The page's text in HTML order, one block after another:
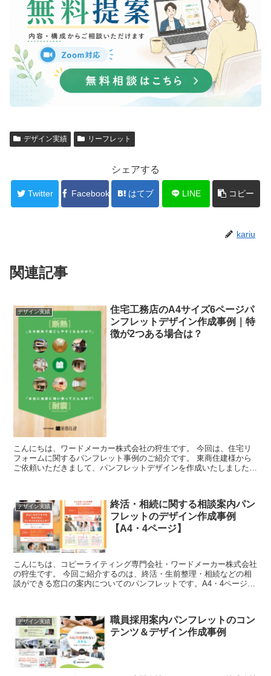
デザイン実績 リーフレット
シェアする
Twitter Facebook はてブ LINE コピー
kariu
関連記事
デザイン実績
住宅工務店のA4サイズ6ページパ
ンフレットデザイン作成事例｜特
徴が2つある場合は？
こんにちは、ワードメーカー株式会社の狩生です。 今回は、住宅リ
フォームに関するパンフレット事例のご紹介です。 東商住建様から
ご依頼いただきまして、パンフレットデザインを作成いたしました。
デザイン実績
終活・相続に関する相談案内パン
フレットのデザイン作成事例
【A4・4ページ】
こんにちは、コピーライティング専門会社・ワードメーカー株式会社
の狩生です。 今回ご紹介するのは、終活・生前整理・相続などの相
談ができる窓口の案内についてのパンフレットです。A4・4ページパ
デザイン実績
職員採用案内パンフレットのコン
テンツ＆デザイン作成事例